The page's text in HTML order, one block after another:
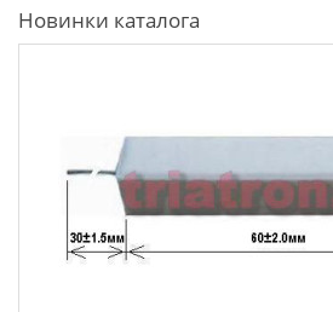
Новинки каталога